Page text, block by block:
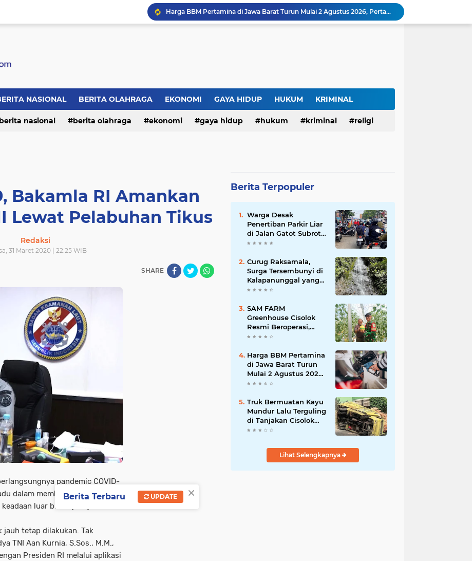
Harga BBM Pertamina di Jawa Barat Turun Mulai 2 Agustus 2026, Pertamax Jadi Rp15.950 per Liter, Cek Daftar Harga Terbaru
SAM FARM Greenhouse Cisolok Resmi Beroperasi, Hadirkan Wisata Petik Melon Premium dan Edukasi Pertanian Modern di Sukabumi
Situ Cisuba Sukabumi, Danau Cantik dengan Panggung Terapung yang Cocok Jadi Destinasi Libur Akhir Pekan
NASIONAL BERITA OLAHRAGA EKONOMI GAYA HIDUP HUKUM KRIMINAL
berita nasional berita olahraga ekonomi gaya hidup hukum kriminal religi
Bakamla RI Amankan
Lewat Pelabuhan Tikus
Redaksi
31 Maret 2020 | 22:25 WIB
SHARE
pandemic COVID-
dalam memberikan
luar biasa (KLB) ini.
tetap dilakukan. Tak
TNI Aan Kurnia, S.Sos., M.M.,
Presiden RI melalui aplikasi
Berita Terpopuler
Warga Desak
Penertiban Parkir Liar
di Jalan Gatot Subroto
Bandung, Kemacetan
Mengkhawatirkan
Curug Raksamala,
Surga Tersembunyi di
Kalapanunggal yang
Siap Menjadi Ikon
Kabupaten Sukabumi
SAM FARM
Greenhouse Cisolok
Resmi Beroperasi,
Hadirkan Wisata Petik
Edukasi Pertanian
Modern di Sukabumi
Harga BBM Pertamina
di Jawa Barat Turun
Mulai 2 Agustus 2026,
Pertamax Jadi
Daftar Harga Terbaru
Truk Bermuatan Kayu
Mundur Lalu Terguling
di Tanjakan Cisolok
Sukabumi, Polisi:
Menanjak
Lihat Selengkapnya
×
Berita Terbaru UPDATE